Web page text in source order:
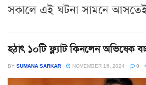
সকালে এই ঘটনা সামনে
হঠাৎ ১০টি ফ্ল্যাট কিনলেন অভিষেক
BY SUMANA SARKAR NOVEMBER 15, 2024 0